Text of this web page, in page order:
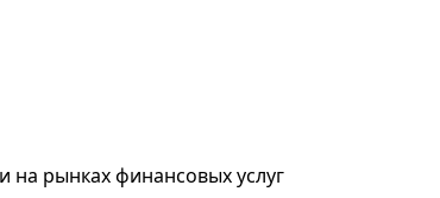
на рынках финансовых услуг